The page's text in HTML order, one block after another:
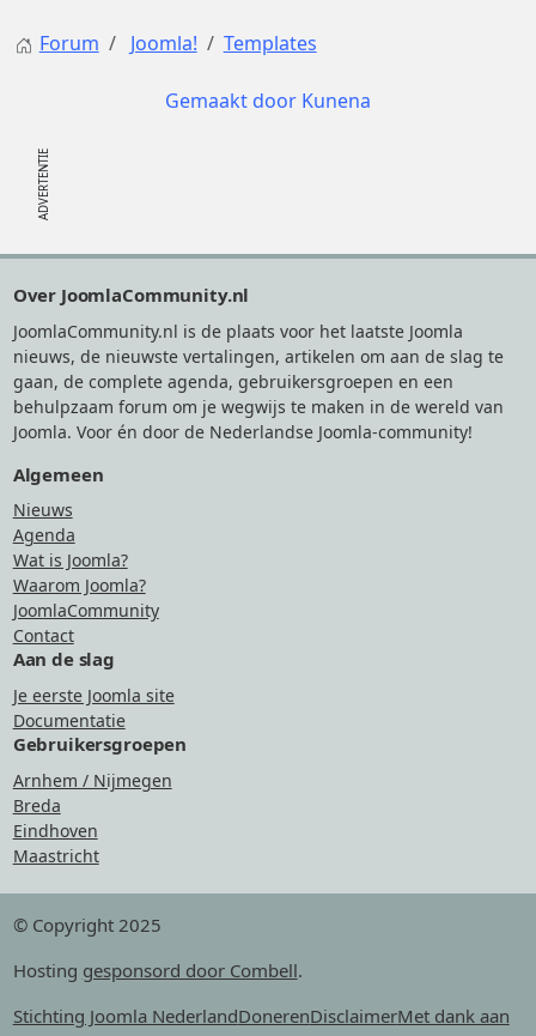
Forum Joomla! Templates
Gemaakt door Kunena
Over JoomlaCommunity.nl
JoomlaCommunity.nl is de plaats voor het laatste Joomla
nieuws, de nieuwste vertalingen, artikelen om aan de slag te
gaan, de complete agenda, gebruikersgroepen en een
behulpzaam forum om je wegwijs te maken in de wereld van
Joomla. Voor én door de Nederlandse Joomla-community!
Algemeen
Nieuws
Agenda
Wat is Joomla?
Waarom Joomla?
JoomlaCommunity
Contact
Aan de slag
Je eerste Joomla site
Documentatie
Gebruikersgroepen
Arnhem / Nijmegen
Breda
Eindhoven
Maastricht
© Copyright 2025
Hosting gesponsord door Combell.
Stichting Joomla NederlandDonerenDisclaimerMet dank aan